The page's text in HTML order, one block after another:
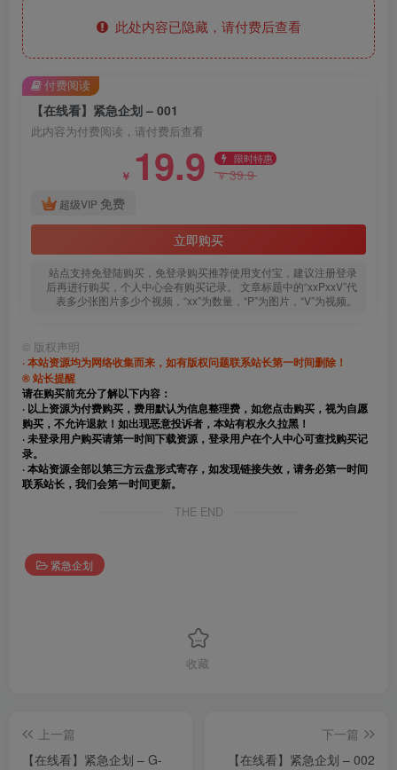
此处内容已隐藏，请付费后查看
【在线看】紧急企划 – 001
此内容为付费阅读，请付费后查看
￥ 19.9 限时特惠
￥39.9
超级VIP 免费
立即购买
站点支持免登陆购买，免登录购买推荐使用支付宝，建议注册登录
后再进行购买，个人中心会有购买记录。 文章标题中的“xxPxxV”代
表多少张图片多少个视频，“xx”为数量，“P”为图片，“V”为视频。
付费阅读
© 版权声明
· 本站资源均为网络收集而来，如有版权问题联系站长第一时间删除！
® 站长提醒
请在购买前充分了解以下内容：
· 以上资源为付费购买，费用默认为信息整理费，如您点击购买，视为自愿
购买，不允许退款！如出现恶意投诉者，本站有权永久拉黑！
· 未登录用户购买请第一时间下载资源，登录用户在个人中心可查找购买记
录。
· 本站资源全部以第三方云盘形式寄存，如发现链接失效，请务必第一时间
联系站长，我们会第一时间更新。
THE END
紧急企划
收藏
上一篇
【在线看】紧急企划 – G-
下一篇
【在线看】紧急企划 – 002